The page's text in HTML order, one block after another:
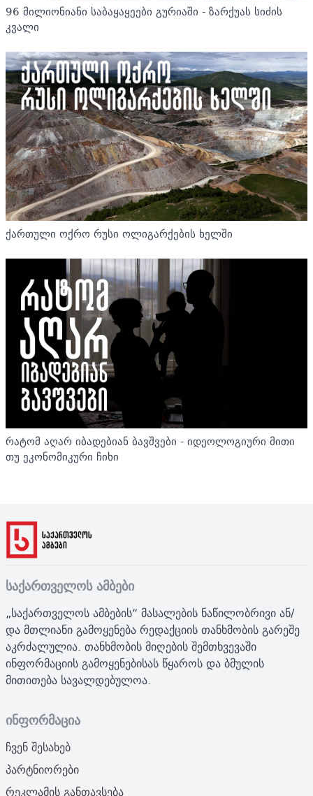
96 მილიონიანი საბაყაყეები გურიაში - ზარქუას სიძის
კვალი
ქართული ოქრო რუსი ოლიგარქების ხელში
რატომ აღარ იბადებიან ბავშვები - იდეოლოგიური მითი
თუ ეკონომიკური ჩიხი
საქართველოს ამბები
„საქართველოს ამბების“ მასალების ნაწილობრივი ან/
და მთლიანი გამოყენება რედაქციის თანხმობის გარეშე
აკრძალულია. თანხმობის მიღების შემთხვევაში
ინფორმაციის გამოყენებისას წყაროს და ბმულის
მითითება სავალდებულოა.
ინფორმაცია
ჩვენ შესახებ
პარტნიორები
რეკლამის განთავსება